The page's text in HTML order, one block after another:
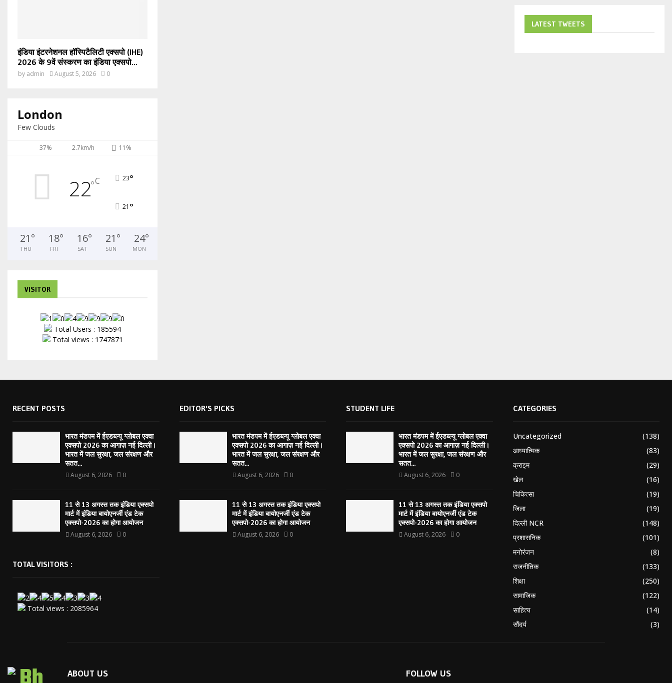
इंडिया इंटरनेशनल हॉस्पिटैलिटी एक्सपो (IHE)
2026 के 9वें संस्करण का इंडिया एक्सपो...
by admin August 5, 2026 0
London
Few Clouds
37% 2.7km/h 11%
22°C 23°
21 °
21°
THU
18°
FRI
16°
SAT
21°
SUN
24°
MON
VISITOR
Total Users : 185594
Total views : 1747871
LATEST TWEETS
RECENT POSTS
भारत मंडपम में ईएडब्ल्यू ग्लोबल एक्वा
एक्सपो 2026 का आगाज़ नई दिल्ली।
भारत में जल सुरक्षा, जल संरक्षण और
सतत...
August 6, 2026 0
11 से 13 अगस्त तक इंडिया एक्सपो
मार्ट में इंडिया बायोएनर्जी एंड टेक
एक्सपो-2026 का होगा आयोजन
August 6, 2026 0
TOTAL VISITORS :
Total views : 2085964
EDITOR'S PICKS
भारत मंडपम में ईएडब्ल्यू ग्लोबल एक्वा
एक्सपो 2026 का आगाज़ नई दिल्ली।
भारत में जल सुरक्षा, जल संरक्षण और
सतत...
August 6, 2026 0
11 से 13 अगस्त तक इंडिया एक्सपो
मार्ट में इंडिया बायोएनर्जी एंड टेक
एक्सपो-2026 का होगा आयोजन
August 6, 2026 0
STUDENT LIFE
भारत मंडपम में ईएडब्ल्यू ग्लोबल एक्वा
एक्सपो 2026 का आगाज़ नई दिल्ली।
भारत में जल सुरक्षा, जल संरक्षण और
सतत...
August 6, 2026 0
11 से 13 अगस्त तक इंडिया एक्सपो
मार्ट में इंडिया बायोएनर्जी एंड टेक
एक्सपो-2026 का होगा आयोजन
August 6, 2026 0
CATEGORIES
Uncategorized
(138)
आध्यात्मिक
(83)
क्राइम
(29)
खेल
(16)
चिकित्सा
(19)
जिला
(19)
दिल्ली NCR
(148)
प्रशासनिक
(101)
मनोरंजन
(8)
राजनीतिक
(133)
शिक्षा
(250)
सामाजिक
(122)
साहित्य
(14)
सौंदर्य
(3)
ABOUT US FOLLOW US